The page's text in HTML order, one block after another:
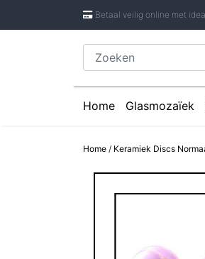
Betaal veilig online met
Home
Glasmozaïek
Glasmozaïek
Glasmozaïek
Home / Keramiek Discs